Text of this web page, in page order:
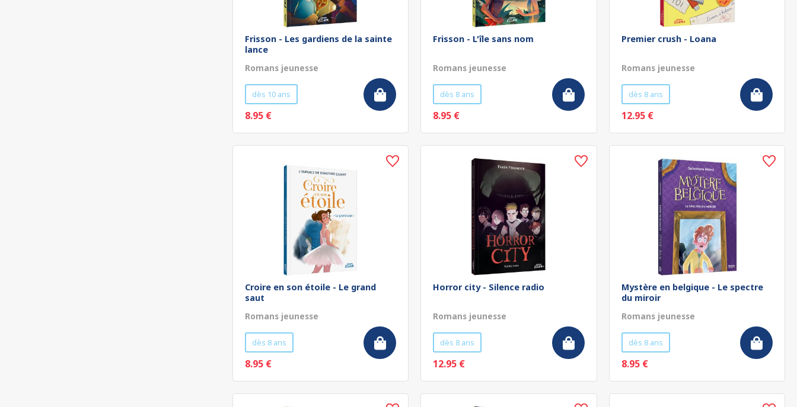
Frisson - Les gardiens de la sainte
lance
Romans jeunesse
dès 10 ans
8.95 €
Frisson - L'île sans nom
Romans jeunesse
dès 8 ans
8.95 €
Premier crush - Loana
Romans jeunesse
dès 8 ans
12.95 €
Croire en son étoile - Le grand
saut
Romans jeunesse
dès 8 ans
8.95 €
Horror city - Silence radio
Romans jeunesse
dès 8 ans
12.95 €
Mystère en belgique - Le spectre
du miroir
Romans jeunesse
dès 8 ans
8.95 €